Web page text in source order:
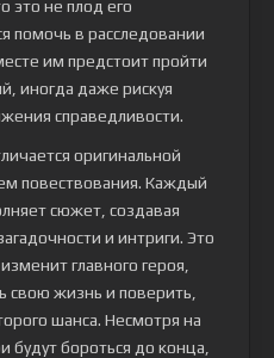
это не плод его
помочь в расследовании
им предстоит пройти
иногда даже рискуя
справедливости.
оригинальной
повествования. Каждый
сюжет, создавая
и интриги. Это
главного героя,
свою жизнь и поверить,
шанса. Несмотря на
будут бороться до конца,